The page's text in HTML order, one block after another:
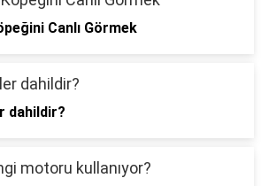
Canlı Görmek
dahildir?